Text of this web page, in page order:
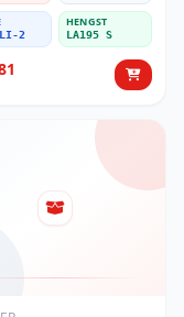
2
HENGST
LA195 S